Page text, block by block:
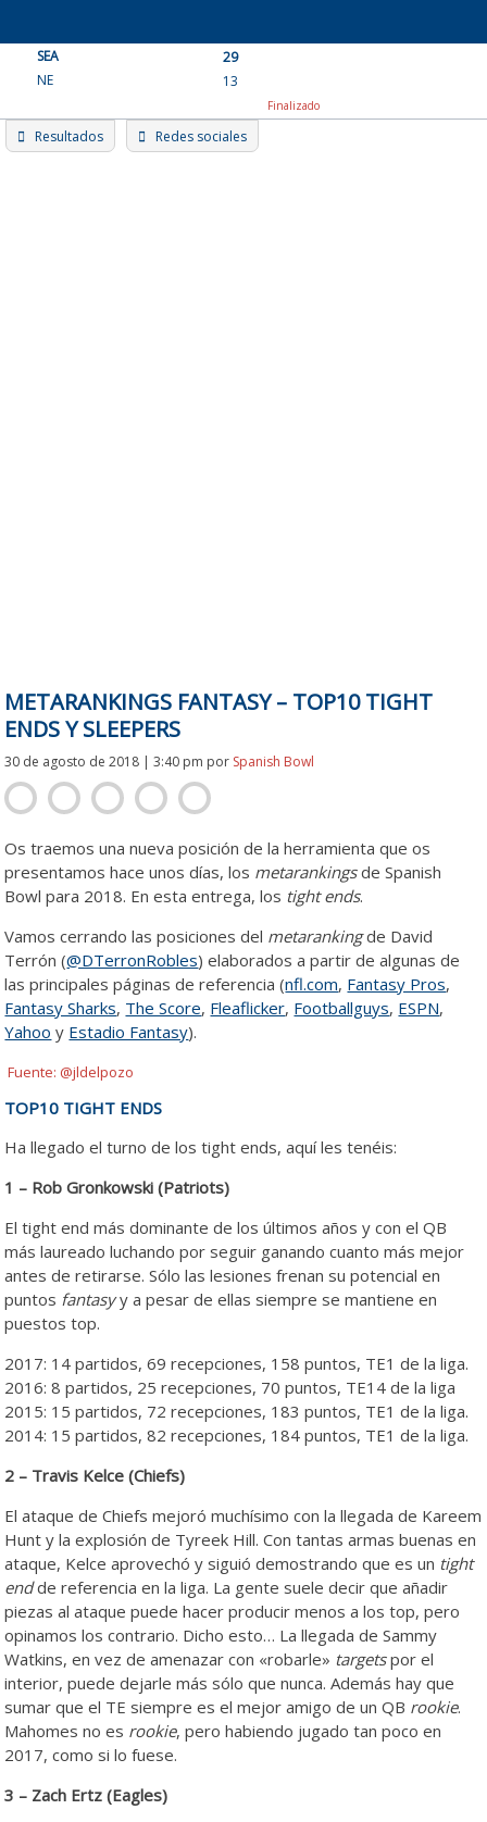
content
SEA
29
NE
13
Finalizado
Resultados Redes sociales
METARANKINGS FANTASY – TOP10 TIGHT
ENDS Y SLEEPERS
30 de agosto de 2018 | 3:40 pm por Spanish Bowl
Os traemos una nueva posición de la herramienta que os
presentamos hace unos días, los metarankingsde Spanish
Bowl para 2018. En esta entrega, los tight ends.
Vamos cerrando las posiciones del metarankingde David
Terrón (@DTerronRobles) elaborados a partir de algunas de
las principales páginas de referencia (nfl.com, Fantasy Pros,
Fantasy Sharks, The Score, Fleaflicker, Footballguys, ESPN,
Yahoo y Estadio Fantasy).
Fuente: @jldelpozo
TOP10 TIGHT ENDS
Ha llegado el turno de los tight ends, aquí les tenéis:
1 – Rob Gronkowski (Patriots)
El tight end más dominante de los últimos años y con el QB
más laureado luchando por seguir ganando cuanto más mejor
antes de retirarse. Sólo las lesiones frenan su potencial en
puntos fantasyy a pesar de ellas siempre se mantiene en
puestos top.
2017: 14 partidos, 69 recepciones, 158 puntos, TE1 de la liga.
2016: 8 partidos, 25 recepciones, 70 puntos, TE14 de la liga
2015: 15 partidos, 72 recepciones, 183 puntos, TE1 de la liga.
2014: 15 partidos, 82 recepciones, 184 puntos, TE1 de la liga.
2 – Travis Kelce (Chiefs)
El ataque de Chiefs mejoró muchísimo con la llegada de Kareem
Hunt y la explosión de Tyreek Hill. Con tantas armas buenas en
ataque, Kelce aprovechó y siguió demostrando que es un tight
endde referencia en la liga. La gente suele decir que añadir
piezas al ataque puede hacer producir menos a los top, pero
opinamos los contrario. Dicho esto… La llegada de Sammy
Watkins, en vez de amenazar con «robarle» targetspor el
interior, puede dejarle más sólo que nunca. Además hay que
sumar que el TE siempre es el mejor amigo de un QB rookie.
Mahomes no es rookie, pero habiendo jugado tan poco en
2017, como si lo fuese.
3 – Zach Ertz (Eagles)